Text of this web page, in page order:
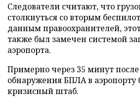
Следователи считают, что
столкнуться со вторым
данным правоохранителей,
также был замечен системой
аэропорта.
Примерно через 35 минут после
обнаружения БПЛА в аэропорту
кризисный штаб.